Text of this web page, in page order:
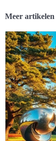
Meer artikelen